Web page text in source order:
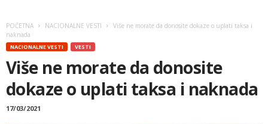
POČETNA NACIONALNE VESTI
Više ne morate da donosite dokaze o uplati taksa i
naknada
NACIONALNE VESTI VESTI
Više ne morate da donosite
dokaze o uplati taksa i naknada
17/03/2021